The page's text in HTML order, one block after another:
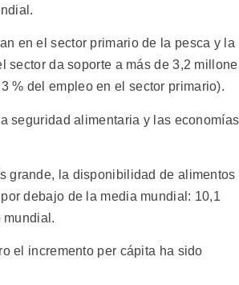
en el sector primario de la pesca y la
sector da soporte a más de 3,2
% del empleo en el sector primario).
seguridad alimentaria y las economías
grande, la disponibilidad de alimentos
debajo de la media mundial: 10,1
mundial.
el incremento per cápita ha sido